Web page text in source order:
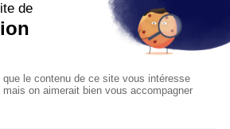
La visite pastorale du pape Léon
XIV à Assise à suivre sur KTO le
Article
Le pape en Uruguay, Argentine et